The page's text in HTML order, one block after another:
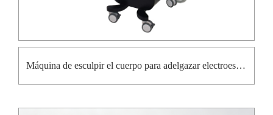
Máquina de esculpir el cuerpo para adelgazar electroestimulación muscular